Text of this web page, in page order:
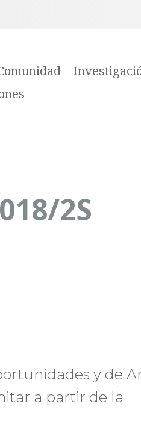
2S
y de
a partir de la